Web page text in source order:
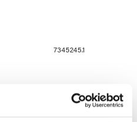
7345245.1
SALE